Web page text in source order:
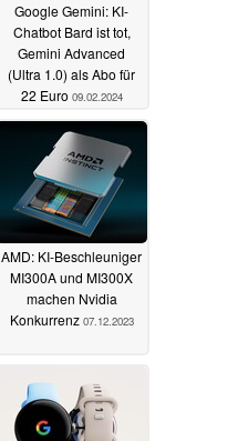
Google Gemini: KI-
Chatbot Bard ist tot,
Gemini Advanced
(Ultra 1.0) als Abo für
22 Euro 09.02.2024
AMD: KI-Beschleuniger
MI300A und MI300X
machen Nvidia
Konkurrenz 07.12.2023